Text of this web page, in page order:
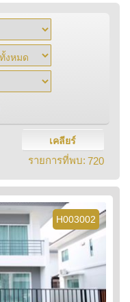
เคลียร์
รายการที่พบ: 720
H003002